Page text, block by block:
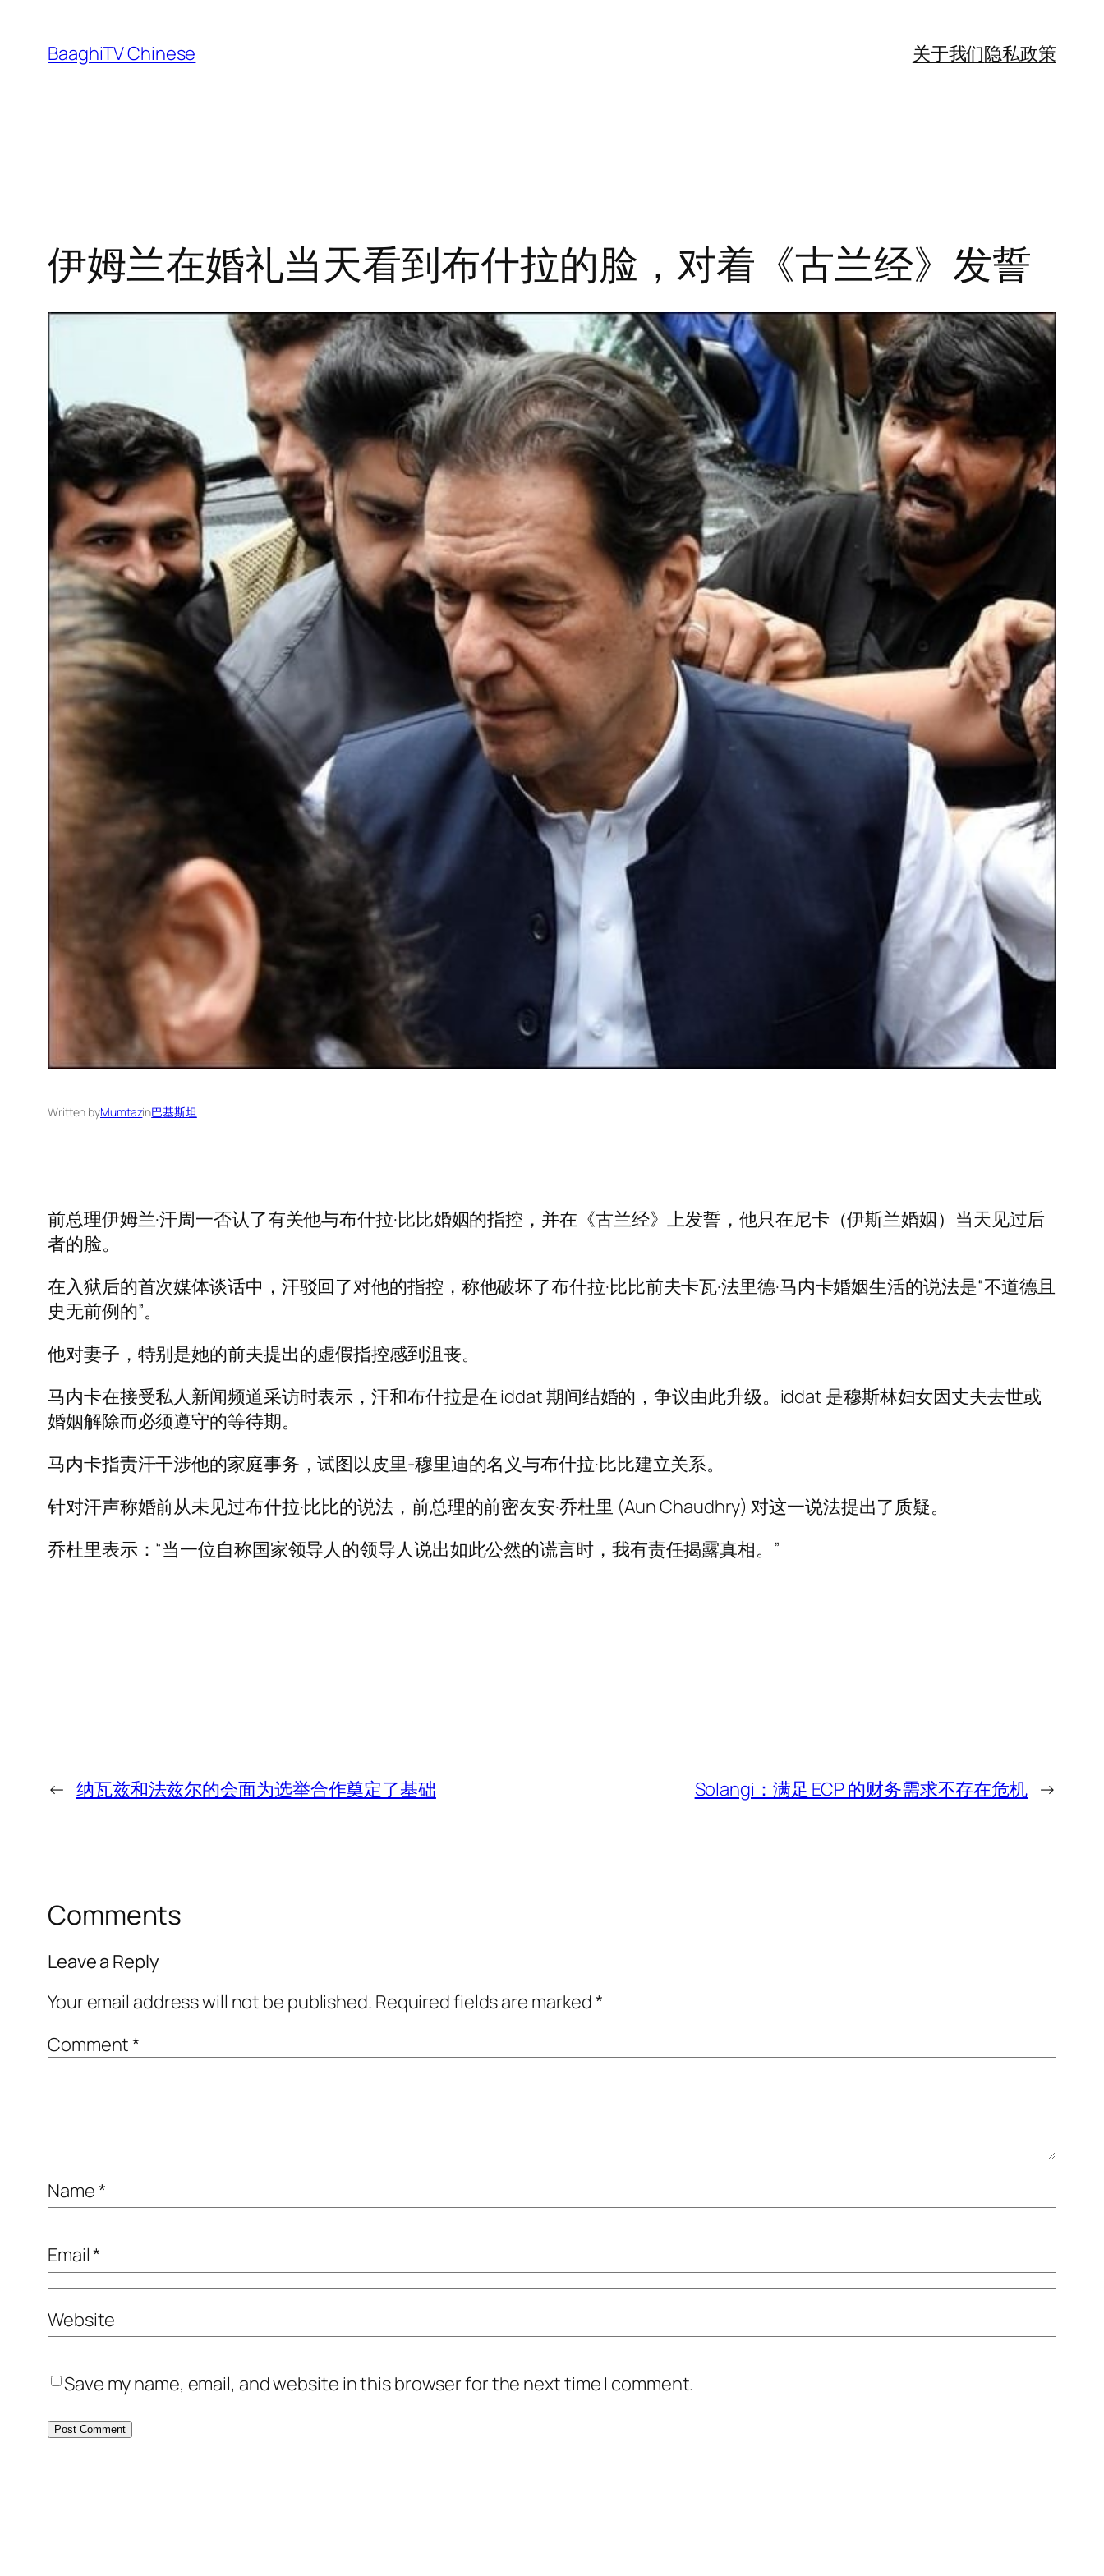
content
BaaghiTV Chinese 关于我们隐私政策
伊姆兰在婚礼当天看到布什拉的脸，对着《古兰经》发誓
Written byMumtazin巴基斯坦
前总理伊姆兰·汗周一否认了有关他与布什拉·比比婚姻的指控，并在《古兰经》上发誓，他只在尼卡（伊斯兰婚姻）当天见过后
者的脸。
在入狱后的首次媒体谈话中，汗驳回了对他的指控，称他破坏了布什拉·比比前夫卡瓦·法里德·马内卡婚姻生活的说法是“不道德且
史无前例的”。
他对妻子，特别是她的前夫提出的虚假指控感到沮丧。
马内卡在接受私人新闻频道采访时表示，汗和布什拉是在 iddat 期间结婚的，争议由此升级。iddat 是穆斯林妇女因丈夫去世或
婚姻解除而必须遵守的等待期。
马内卡指责汗干涉他的家庭事务，试图以皮里-穆里迪的名义与布什拉·比比建立关系。
针对汗声称婚前从未见过布什拉·比比的说法，前总理的前密友安·乔杜里 (Aun Chaudhry) 对这一说法提出了质疑。
乔杜里表示：“当一位自称国家领导人的领导人说出如此公然的谎言时，我有责任揭露真相。”
← 纳瓦兹和法兹尔的会面为选举合作奠定了基础 Solangi：满足 ECP 的财务需求不存在危机 →
Comments
Leave a Reply
Your email address will not be published. Required fields are marked*
Comment*
Name*
Email*
Website
Save my name, email, and website in this browser for the next time I comment.